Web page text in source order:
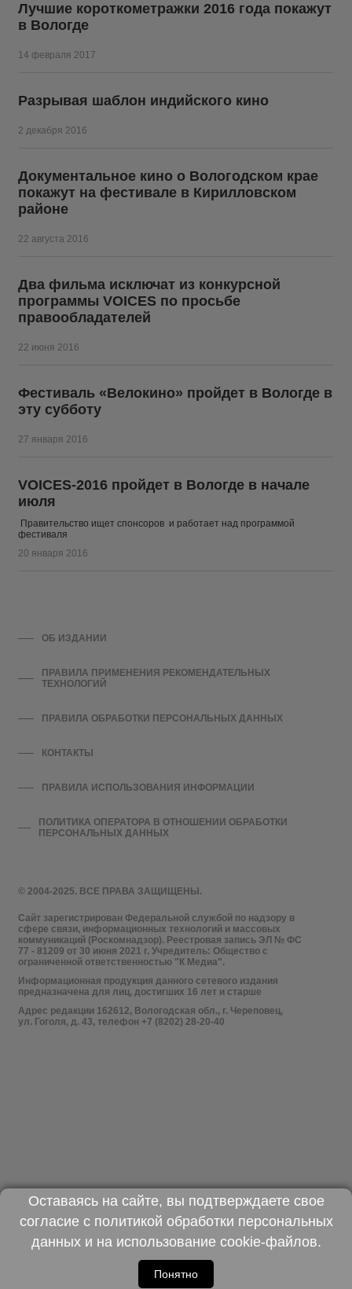
Лучшие короткометражки 2016 года покажут
в Вологде
14 февраля 2017
Разрывая шаблон индийского кино
2 декабря 2016
Документальное кино о Вологодском крае
покажут на фестивале в Кирилловском
районе
22 августа 2016
Два фильма исключат из конкурсной
программы VOICES по просьбе
правообладателей
22 июня 2016
Фестиваль «Велокино» пройдет в Вологде в
эту субботу
27 января 2016
VOICES-2016 пройдет в Вологде в начале
июля
Правительство ищет спонсоров и работает над программой
фестиваля
20 января 2016
© 2004-2025. ВСЕ ПРАВА ЗАЩИЩЕНЫ.
Сайт зарегистрирован Федеральной службой по надзору в
сфере связи, информационных технологий и массовых
коммуникаций (Роскомнадзор). Реестровая запись ЭЛ № ФС
77 - 81209 от 30 июня 2021 г. Учредитель: Общество с
ограниченной ответственностью "К Медиа".
Информационная продукция данного сетевого издания
предназначена для лиц, достигших 16 лет и старше
Адрес редакции 162612, Вологодская обл., г. Череповец,
ул. Гоголя, д. 43, телефон +7 (8202) 28-20-40
ОБ ИЗДАНИИ
ПРАВИЛА ПРИМЕНЕНИЯ РЕКОМЕНДАТЕЛЬНЫХ
ТЕХНОЛОГИЙ
ПРАВИЛА ОБРАБОТКИ ПЕРСОНАЛЬНЫХ ДАННЫХ
КОНТАКТЫ
ПРАВИЛА ИСПОЛЬЗОВАНИЯ ИНФОРМАЦИИ
ПОЛИТИКА ОПЕРАТОРА В ОТНОШЕНИИ ОБРАБОТКИ
ПЕРСОНАЛЬНЫХ ДАННЫХ
Оставаясь на сайте, вы подтверждаете свое
согласие с политикой обработки персональных
данныхи на использование cookie-файлов.
Понятно